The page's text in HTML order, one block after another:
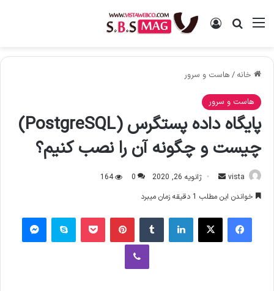
منو جستجو برای
ورود
خانه / هاست و سرور
هاست و سرور
پایگاه داده پستگرس (PostgreSQL)
چیست و چگونه آن را نصب کنیم؟
vista
ا
ل
ژانویه 26, 2020 0
164
خواندن این مطلب 1 دقیقه زمان میبرد
فیس بوک لینکدین ‫پین‌ترست پاکت اسکایپ
وایبر